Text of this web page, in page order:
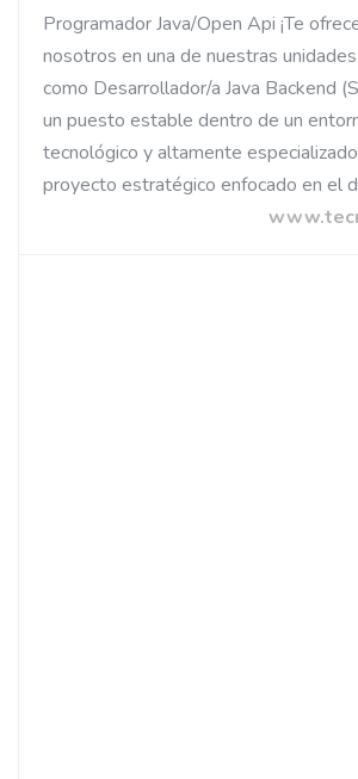
Programador Java/Open Api ¡Te
nosotros en una de nuestras
como Desarrollador/a Java Backend
un puesto estable dentro de un
tecnológico y altamente
proyecto estratégico enfocado en el